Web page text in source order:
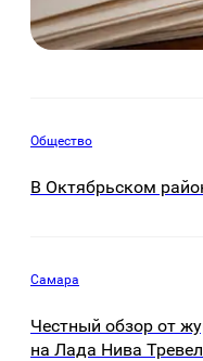
Общество
В Октябрьском
Самара
Честный обзор от
на Лада Нива Тревел